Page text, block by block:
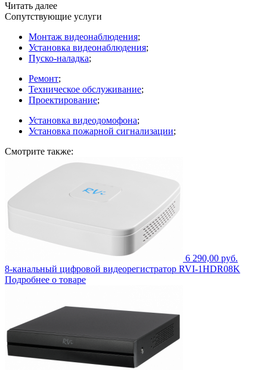
Читать далее
Сопутствующие услуги
Монтаж видеонаблюдения;
Установка видеонаблюдения;
Пуско-наладка;
Ремонт;
Техническое обслуживание;
Проектирование;
Установка видеодомофона;
Установка пожарной сигнализации;
Смотрите также:
6 290,00 руб.
8-канальный цифровой видеорегистратор RVI-1HDR08K
Подробнее о товаре